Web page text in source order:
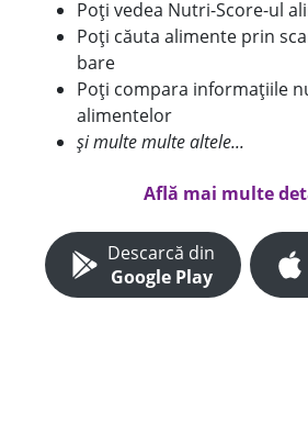
Poți vedea Nutri-Score-ul
Poți căuta alimente prin
bare
Poți compara informațiile
alimentelor
și multe multe altele...
Află mai multe
Descarcă din
Google Play